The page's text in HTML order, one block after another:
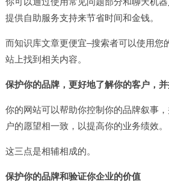
提供自助服务支持来节省时间和金钱。
而知识库文章更便宜–搜索者可以使用您
站上找到相关内容。
保护你的品牌，更好地了解你的客户，
你的网站可以帮助你控制你的品牌叙事
户的愿望相一致，以提高你的业务绩效。
这三点是相辅相成的。
保护你的品牌和验证你企业的价值